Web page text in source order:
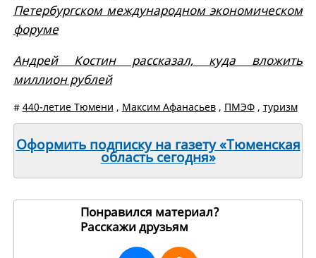
Петербургском международном экономическом
форуме
Андрей Костин рассказал, куда вложить
миллион рублей
# 440-летие Тюмени , Максим Афанасьев, ПМЭФ, туризм
Оформить подписку на газету «Тюменская
область сегодня»
Понравился материал?
Расскажи друзьям